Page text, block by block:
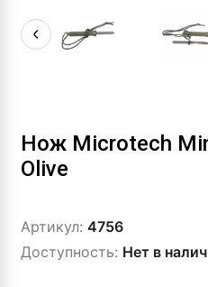
Нож Microtech
Olive
Артикул: 4756
Доступность: Нет в